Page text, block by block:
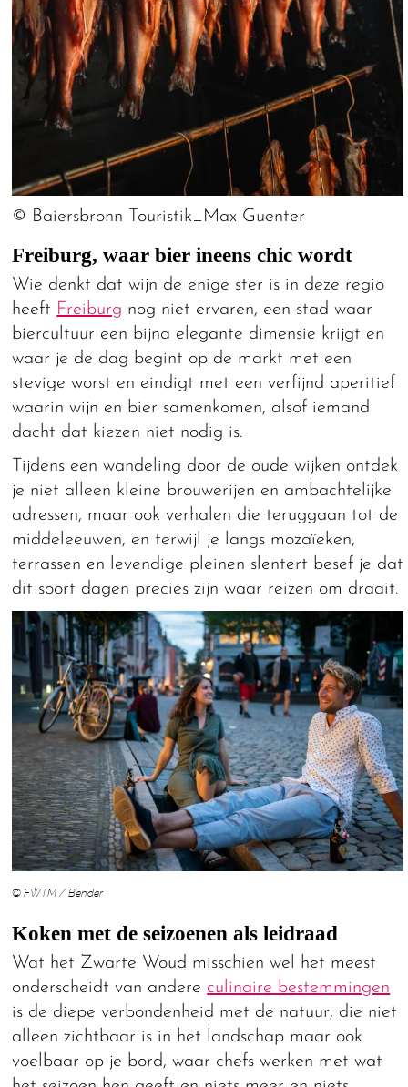
© Baiersbronn Touristik_Max Guenter
Freiburg, waar bier ineens chic wordt
Wie denkt dat wijn de enige ster is in deze regio
heeft Freiburg nog niet ervaren, een stad waar
biercultuur een bijna elegante dimensie krijgt en
waar je de dag begint op de markt met een
stevige worst en eindigt met een verfijnd aperitief
waarin wijn en bier samenkomen, alsof iemand
dacht dat kiezen niet nodig is.
Tijdens een wandeling door de oude wijken ontdek
je niet alleen kleine brouwerijen en ambachtelijke
adressen, maar ook verhalen die teruggaan tot de
middeleeuwen, en terwijl je langs mozaïeken,
terrassen en levendige pleinen slentert besef je dat
dit soort dagen precies zijn waar reizen om draait.
© FWTM / Bender
Koken met de seizoenen als leidraad
Wat het Zwarte Woud misschien wel het meest
onderscheidt van andere culinaire bestemmingen
is de diepe verbondenheid met de natuur, die niet
alleen zichtbaar is in het landschap maar ook
voelbaar op je bord, waar chefs werken met wat